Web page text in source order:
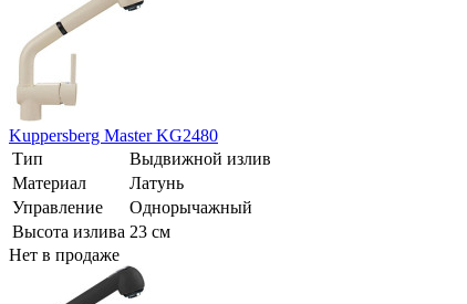
Kuppersberg Master KG2480
Тип
Выдвижной излив
Материал
Латунь
Управление
Однорычажный
Высота излива 23 см
Нет в продаже